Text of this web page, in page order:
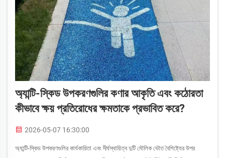
অ্যান্টি-স্কিড উপকরণগুলির কণার আকৃতি এবং কঠোরতা
কীভাবে ক্ষয় প্রতিরোধের ক্ষমতাকে প্রভাবিত করে?
2026-05-07 16:30:00
অ্যান্টি-স্কিড উপকরণগুলির কার্যকারিতা এবং দীর্ঘস্থায়িত্ব দুটি মৌলিক ভৌত বৈশিষ্ট্যের উপর